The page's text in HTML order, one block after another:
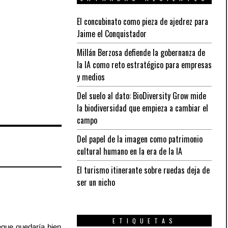
El concubinato como pieza de ajedrez para
Jaime el Conquistador
Millán Berzosa defiende la gobernanza de
la IA como reto estratégico para empresas
y medios
Del suelo al dato: BioDiversity Grow mide
la biodiversidad que empieza a cambiar el
campo
Del papel de la imagen como patrimonio
cultural humano en la era de la IA
El turismo itinerante sobre ruedas deja de
ser un nicho
ETIQUETAS